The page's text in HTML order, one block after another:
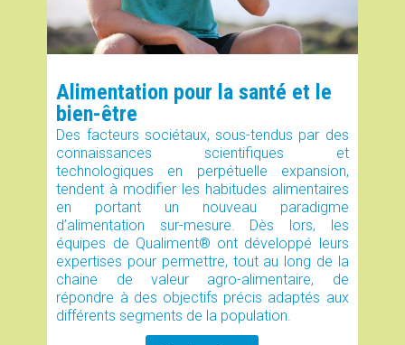
Alimentation pour la santé et le
bien-être
Des facteurs sociétaux, sous-tendus par des
connaissances scientifiques et
technologiques en perpétuelle expansion,
tendent à modifier les habitudes alimentaires
en portant un nouveau paradigme
d’alimentation sur-mesure. Dès lors, les
équipes de Qualiment® ont développé leurs
expertises pour permettre, tout au long de la
chaine de valeur agro-alimentaire, de
répondre à des objectifs précis adaptés aux
différents segments de la population.